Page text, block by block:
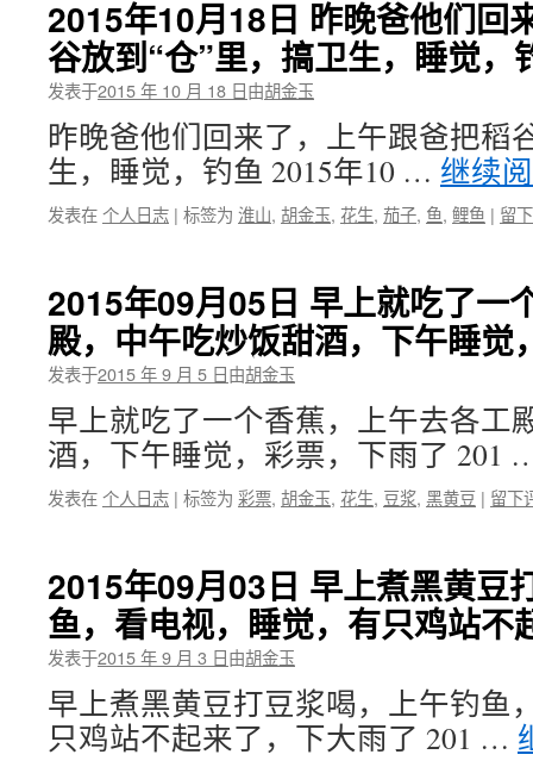
2015年10月18日 昨晚爸他们回
谷放到“仓”里，搞卫生，睡觉，
发表于2015 年 10 月 18 日由胡金玉
昨晚爸他们回来了，上午跟爸把稻
生，睡觉，钓鱼 2015年10 … 继续
发表在个人日志 | 标签为 淮山, 胡金玉, 花生, 茄子, 鱼, 鲤鱼 | 留
2015年09月05日 早上就吃了一
殿，中午吃炒饭甜酒，下午睡觉
发表于2015 年 9 月 5 日由胡金玉
早上就吃了一个香蕉，上午去各工
酒，下午睡觉，彩票，下雨了 201
发表在个人日志 | 标签为 彩票, 胡金玉, 花生, 豆浆, 黑黄豆 | 留下
2015年09月03日 早上煮黑黄豆
鱼，看电视，睡觉，有只鸡站不
发表于2015 年 9 月 3 日由胡金玉
早上煮黑黄豆打豆浆喝，上午钓鱼
只鸡站不起来了，下大雨了 201 …